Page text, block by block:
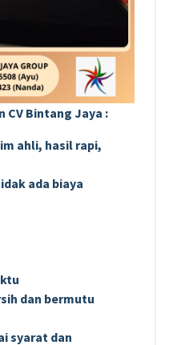
CV Bintang Jaya :
ahli, hasil rapi,
ada biaya
dan bermutu
syarat dan